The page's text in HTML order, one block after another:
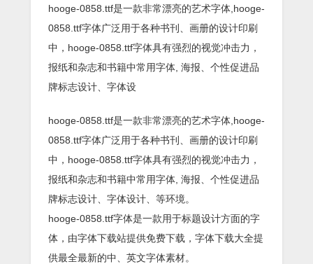
hooge-0858.ttf是一款非常漂亮的艺术字体,hooge-
0858.ttf字体广泛用于各种书刊、画册的设计印刷
中，hooge-0858.ttf字体具有强烈的视觉冲击力，
报纸和杂志和书籍中常用字体, 海报、个性促进品
牌标志设计、字体设
hooge-0858.ttf是一款非常漂亮的艺术字体,hooge-
0858.ttf字体广泛用于各种书刊、画册的设计印刷
中，hooge-0858.ttf字体具有强烈的视觉冲击力，
报纸和杂志和书籍中常用字体, 海报、个性促进品
牌标志设计、字体设计、等环境。
hooge-0858.ttf字体是一款用于标题设计方面的字
体，由字体下载站提供免费下载，字体下载大全提
供最全最新的中、英文字体素材。